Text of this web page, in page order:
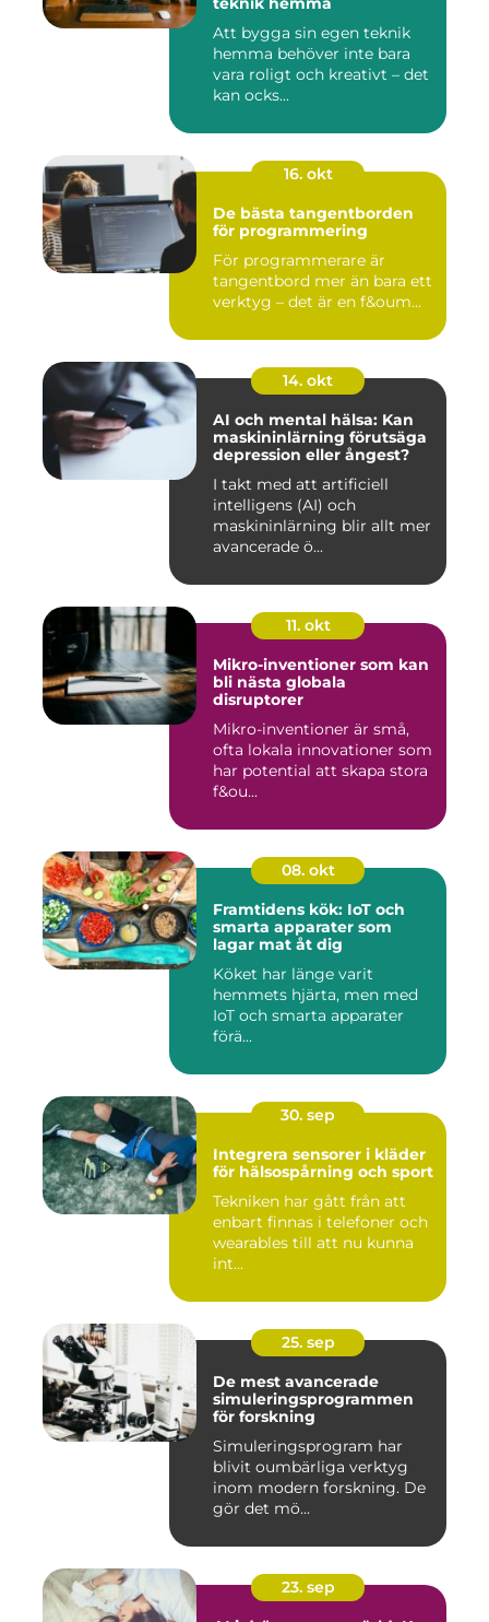
Att bygga sin egen teknik
hemma behöver inte bara
vara roligt och kreativt – det
kan ocks...
16. okt
De bästa tangentborden
för programmering
För programmerare är
tangentbord mer än bara ett
verktyg – det är en f&oum...
14. okt
AI och mental hälsa: Kan
maskininlärning förutsäga
depression eller ångest?
I takt med att artificiell
intelligens (AI) och
maskininlärning blir allt mer
avancerade ö...
11. okt
Mikro-inventioner som kan
bli nästa globala
disruptorer
Mikro-inventioner är små,
ofta lokala innovationer som
har potential att skapa stora
f&ou...
08. okt
Framtidens kök: IoT och
smarta apparater som
lagar mat åt dig
Köket har länge varit
hemmets hjärta, men med
IoT och smarta apparater
förä...
30. sep
Integrera sensorer i kläder
för hälsospårning och sport
Tekniken har gått från att
enbart finnas i telefoner och
wearables till att nu kunna
int...
25. sep
De mest avancerade
simuleringsprogrammen
för forskning
Simuleringsprogram har
blivit oumbärliga verktyg
inom modern forskning. De
gör det mö...
23. sep